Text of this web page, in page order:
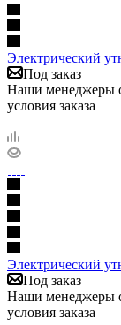
Электрический
Под заказ
Наши менеджеры
условия заказа
Электрический
Под заказ
Наши менеджеры
условия заказа